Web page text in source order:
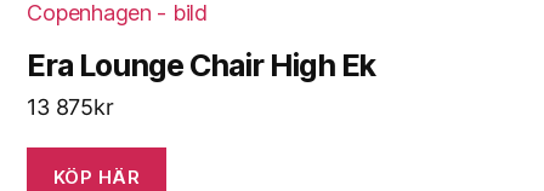
Era Lounge Chair High Ek
13 875kr
KÖP HÄR